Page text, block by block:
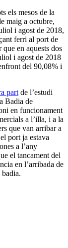
els mesos de la
maig a octubre,
i agost de 2018,
ferri al port de
en aquests dos
i agost de 2018
del 90,08% i
part de l’estudi
Badia de
en funcionament
a l’illa, i a la
que van arribar a
port ja estava
a l’any
el tancament del
en l’arribada de